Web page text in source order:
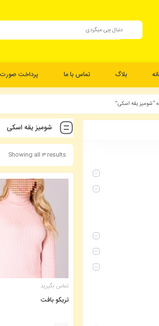
بلاگ تماس با ما پرداخت
یقه اسکی”
شومیز یقه اسکی
Showing all 3 results
تماس بگیرید
تریکو بافت